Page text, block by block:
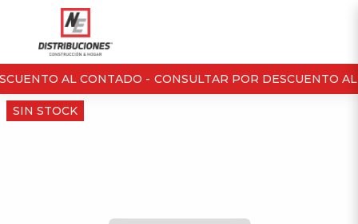
AL CONTADO - CONSULTAR POR DESCUENTO
SIN STOCK